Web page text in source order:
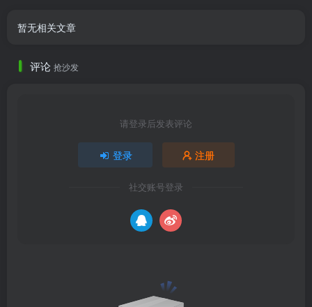
暂无相关文章
评论 抢沙发
请登录后发表评论
登录 注册
社交账号登录